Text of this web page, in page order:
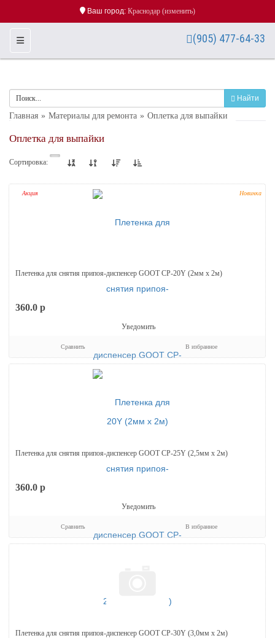
Ваш город: Краснодар (изменить)
(905) 477-64-33
Toggle Navigation
Найти
Главная Материалы для ремонта Оплетка для выпайки
Оплетка для выпайки
Сортировка:
Акция Новинка
Плетенка для снятия припоя-диспенсер GOOT СP-20Y (2мм х 2м)
360.0 p
Уведомить
Сравнить В избранное
Плетенка для снятия припоя-диспенсер GOOT СP-25Y (2,5мм х 2м)
360.0 p
Уведомить
Сравнить В избранное
Плетенка для снятия припоя-диспенсер GOOT СP-30Y (3,0мм х 2м)